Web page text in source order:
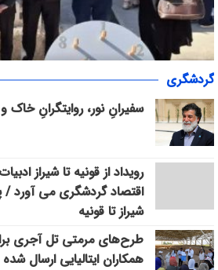
«سپاس» در میانرود شیراز طنین‌انداز شد/
خدمات اجتماعی با حضور ۳۰۰ شهروند
گردشگری
سفیرانِ نور، روایتگرانِ خاک
رویداد از قونیه تا شیراز
اقتصاد گردشگری می آورد /
شیراز تا قونیه
طرح‌های مرمتی تل آجری
همکاران ایتالیایی ارسال